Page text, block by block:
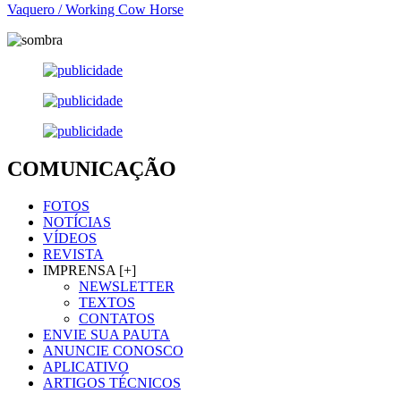
Vaquero / Working Cow Horse
COMUNICAÇÃO
FOTOS
NOTÍCIAS
VÍDEOS
REVISTA
IMPRENSA [+]
NEWSLETTER
TEXTOS
CONTATOS
ENVIE SUA PAUTA
ANUNCIE CONOSCO
APLICATIVO
ARTIGOS TÉCNICOS